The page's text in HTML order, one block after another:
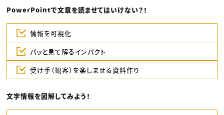
PowerPointで文章を読ませてはいけない？！
情報を可視化
パッと見て解るインパクト
受け手（観客）を楽しませる資料作り
文字情報を図解してみよう！